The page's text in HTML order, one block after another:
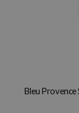
Bleu